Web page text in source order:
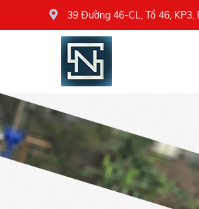
39 Đường 46-CL, Tổ 46, KP3,